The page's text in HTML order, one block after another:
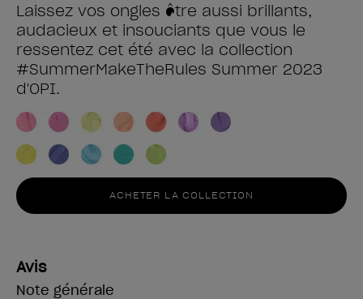
Laissez vos ongles être aussi brillants,
audacieux et insouciants que vous le
ressentez cet été avec la collection
#SummerMakeTheRules Summer 2023
d'OPI.
ACHETER LA COLLECTION